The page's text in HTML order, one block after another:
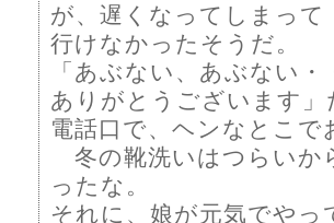
が、遅くなってしまって
行けなかったそうだ。
「あぶない、あぶない
ありがとうございます」
電話口で、ヘンなとこ
冬の靴洗いはつらい
ったな。
それに、娘が元気でや